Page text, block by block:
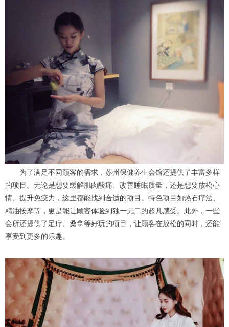
为了满足不同顾客的需求，苏州保健养生会馆还提供了丰富多样
的项目。无论是想要缓解肌肉酸痛、改善睡眠质量，还是想要放松心
情、提升免疫力，这里都能找到合适的项目。特色项目如热石疗法、
精油按摩等，更是能让顾客体验到独一无二的超凡感受。此外，一些
会所还提供了足疗、桑拿等好玩的项目，让顾客在放松的同时，还能
享受到更多的乐趣。